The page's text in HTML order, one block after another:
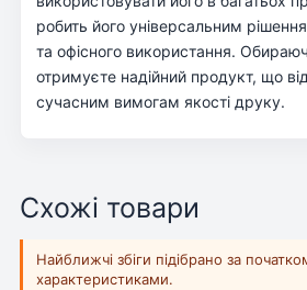
робить його універсальним
та офісного використання.
отримуєте надійний продукт, що
сучасним вимогам якості друку.
Схожі товари
Найближчі збіги підібрано за
характеристиками.